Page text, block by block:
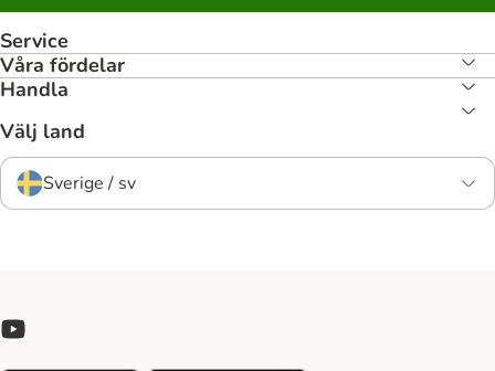
Service
Våra fördelar
Handla
Välj land
Sverige / sv